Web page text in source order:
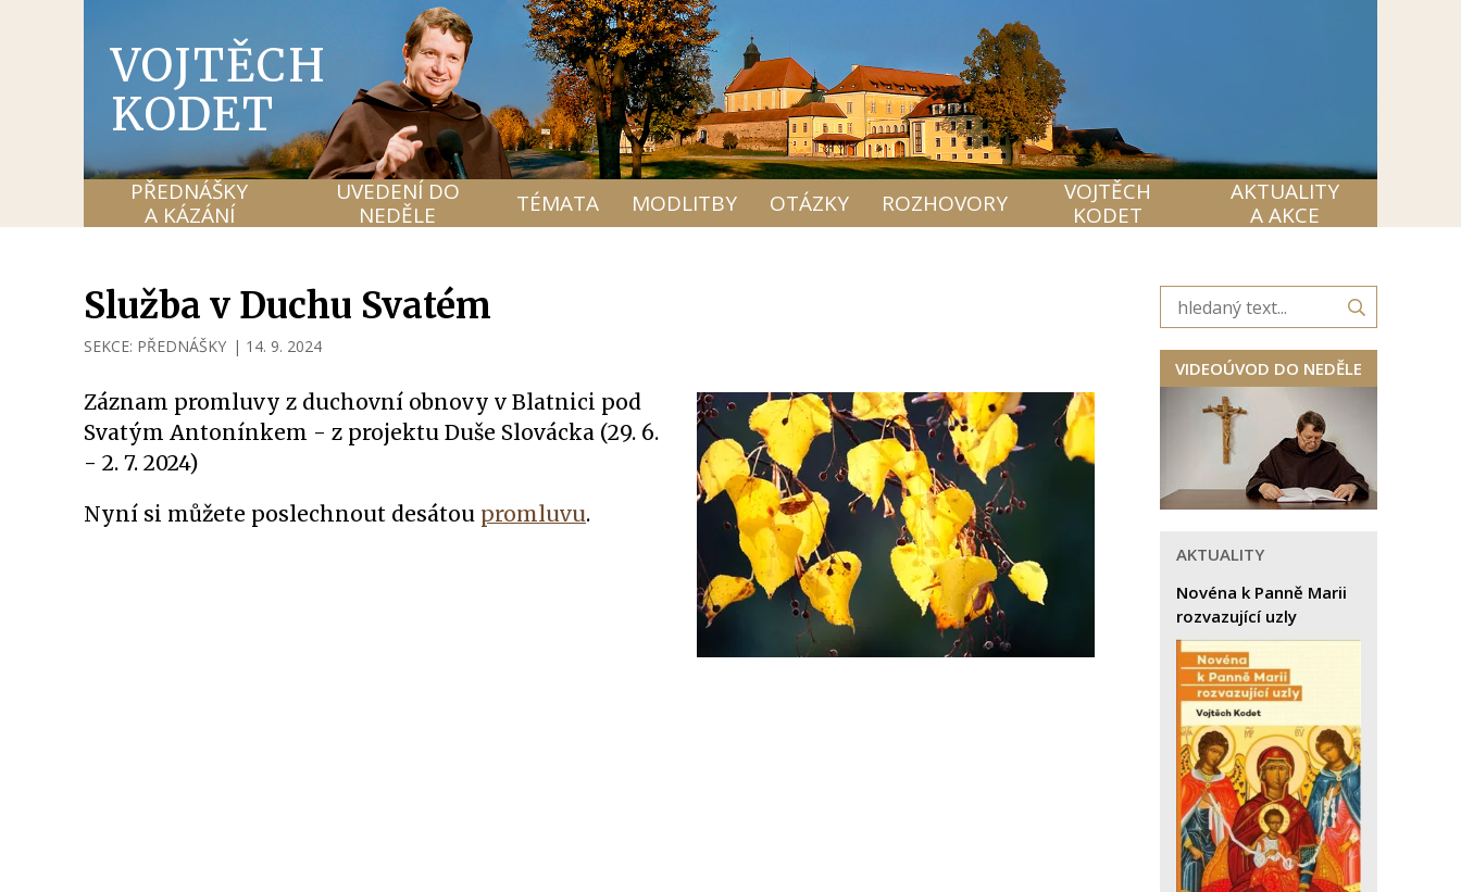
VOJTĚCH
KODET
PŘEDNÁŠKY
A KÁZÁNÍ
UVEDENÍ DO
NEDĚLE
TÉMATA MODLITBY OTÁZKY ROZHOVORY
VOJTĚCH
KODET
AKTUALITY
A AKCE
Služba v Duchu Svatém
SEKCE: PŘEDNÁŠKY | 14. 9. 2024
Záznam promluvy z duchovní obnovy v Blatnici pod
Svatým Antonínkem - z projektu Duše Slovácka (29. 6.
- 2. 7. 2024)
Nyní si můžete poslechnout desátou promluvu.
VIDEOÚVOD DO NEDĚLE
AKTUALITY
Novéna k Panně Marii
rozvazující uzly